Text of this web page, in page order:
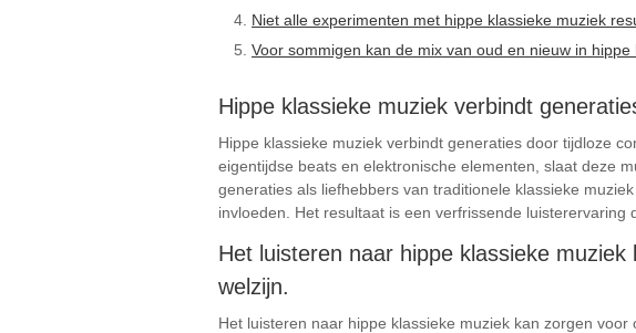
Niet alle experimenten met hippe klassieke muziek
Voor sommigen kan de mix van oud en nieuw in
Hippe klassieke muziek verbindt
Hippe klassieke muziek verbindt generaties door tijdloze
eigentijdse beats en elektronische elementen, slaat deze
generaties als liefhebbers van traditionele klassieke
invloeden. Het resultaat is een verfrissende luisterervaring
Het luisteren naar hippe klassieke
welzijn.
Het luisteren naar hippe klassieke muziek kan zorgen